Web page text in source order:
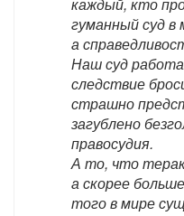
гуманный суд в
а
Наш суд
следствие
страшно
загублено
правосудия.
А то, что
а скорее
того в мире